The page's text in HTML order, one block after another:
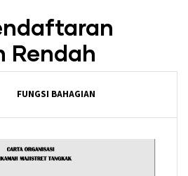
Rendah
FUNGSI BAHAGIAN